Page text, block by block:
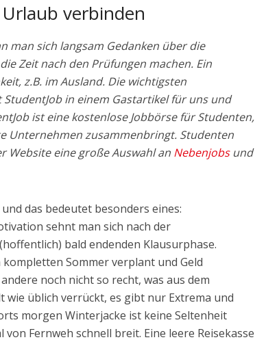
verbinden
man sich langsam Gedanken über die
Zeit nach den Prüfungen machen. Ein
z.B. im Ausland. Die wichtigsten
in einem Gastartikel für uns und
ist eine kostenlose Jobbörse für Studenten,
Unternehmen zusammenbringt. Studenten
Website eine große Auswahl an Nebenjobsund
das bedeutet besonders eines:
sehnt man sich nach der
bald endenden Klausurphase.
Sommer verplant und Geld
noch nicht so recht, was aus dem
wie üblich verrückt, es gibt nur Extrema und
morgen Winterjacke ist keine Seltenheit
von Fernweh schnell breit. Eine leere Reisekasse